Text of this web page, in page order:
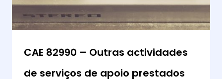
CAE 82990 – Outras actividades
de serviços de apoio prestados